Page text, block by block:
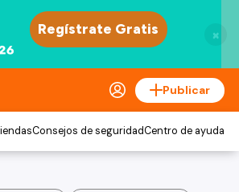
×
Publicar
Consejos de seguridadCentro de ayuda